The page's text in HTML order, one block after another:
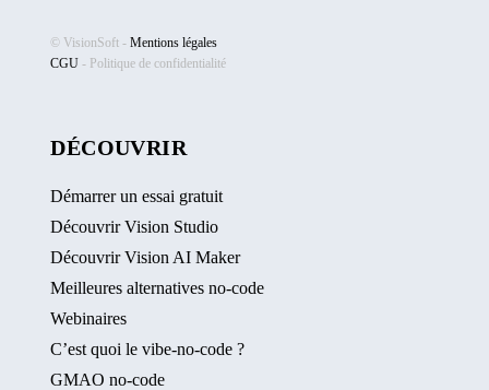
© VisionSoft -Mentions légales
CGU - Politique de confidentialité
DÉCOUVRIR
Démarrer un essai gratuit
Découvrir Vision Studio
Découvrir Vision AI Maker
Meilleures alternatives no-code
Webinaires
C’est quoi le vibe-no-code ?
GMAO no-code